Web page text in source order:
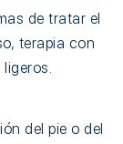
de tratar el
terapia con
del pie o del